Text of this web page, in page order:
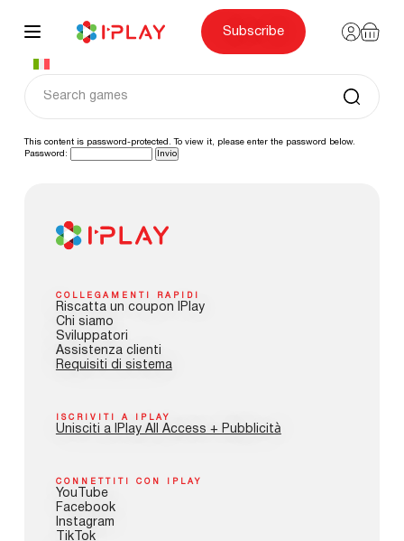
content
Subscribe
This content is password-protected. To view it, please enter the password below.
Password:
COLLEGAMENTI RAPIDI
Riscatta un coupon IPlay
Chi siamo
Sviluppatori
Assistenza clienti
Requisiti di sistema
ISCRIVITI A IPLAY
Unisciti a IPlay All Access + Pubblicità
CONNETTITI CON IPLAY
YouTube
Facebook
Instagram
TikTok